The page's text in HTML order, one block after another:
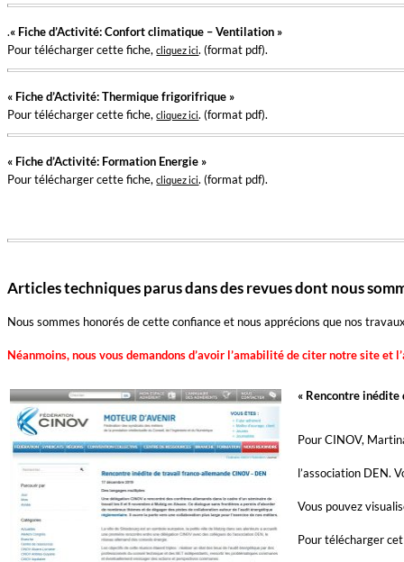
.« Fiche d’Activité: Confort climatique – Ventilation »
Pour télécharger cette fiche,cliquez ici. (format pdf).
« Fiche d’Activité: Thermique frigorifrique »
Pour télécharger cette fiche,cliquez ici. (format pdf).
« Fiche d’Activité: Formation Energie »
Pour télécharger cette fiche,cliquez ici. (format pdf).
Articles techniques parus dans des revues dont nous
Nous sommes honorés de cette confiance et nous apprécions que nos
Néanmoins, nous vous demandons d’avoir l’amabilité de citer notre site et
« Rencontre
Pour CINOV,
l’association DEN.
Vous pouvez
Pour télécharger